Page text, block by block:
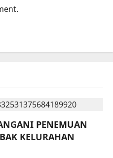
PENEMUAN
KELURAHAN